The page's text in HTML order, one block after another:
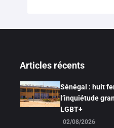
Articles récents
Sénégal : huit
l’inquiétude
LGBT+
02/08/2026